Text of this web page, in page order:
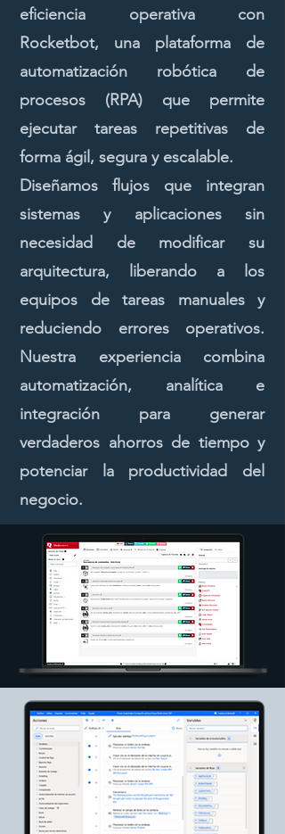
eficiencia operativa con
Rocketbot, una plataforma de
automatización robótica de
procesos (RPA) que permite
ejecutar tareas repetitivas de
forma ágil, segura y escalable.
Diseñamos flujos que integran
sistemas y aplicaciones sin
necesidad de modificar su
arquitectura, liberando a los
equipos de tareas manuales y
reduciendo errores operativos.
Nuestra experiencia combina
automatización, analítica e
integración para generar
verdaderos ahorros de tiempo y
potenciar la productividad del
negocio.